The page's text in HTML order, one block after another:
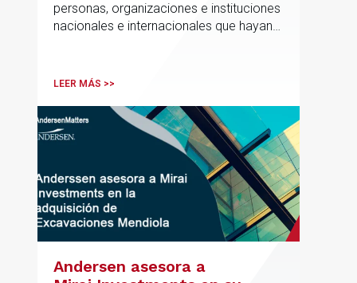
personas, organizaciones e instituciones
nacionales e internacionales que hayan
innovación o la equidad educativa
LEER MÁS >>
Andersen asesora a